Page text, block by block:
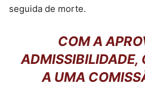
seguida de morte.
COM A
ADMISSIBILIDADE,
A UMA